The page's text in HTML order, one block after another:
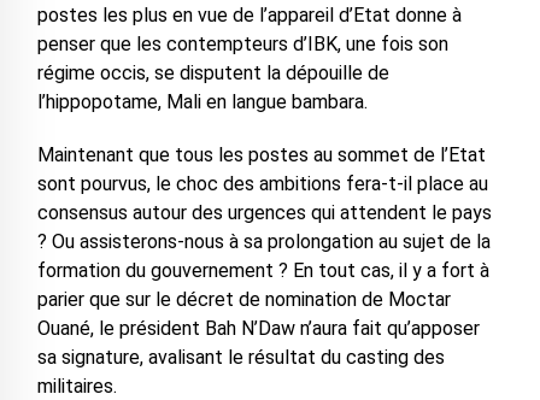
postes les plus en vue de l’appareil d’Etat donne à
penser que les contempteurs d’IBK, une fois son
régime occis, se disputent la dépouille de
l’hippopotame, Mali en langue bambara.
Maintenant que tous les postes au sommet de l’Etat
sont pourvus, le choc des ambitions fera-t-il place au
consensus autour des urgences qui attendent le pays
? Ou assisterons-nous à sa prolongation au sujet de la
formation du gouvernement ? En tout cas, il y a fort à
parier que sur le décret de nomination de Moctar
Ouané, le président Bah N’Daw n’aura fait qu’apposer
sa signature, avalisant le résultat du casting des
militaires.